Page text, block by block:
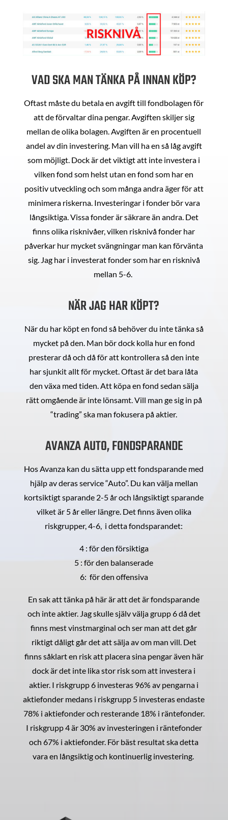
VAD SKA MAN TÄNKA PÅ INNAN KÖP?
Oftast måste du betala en avgift till fondbolagen för
att de förvaltar dina pengar. Avgiften skiljer sig
mellan de olika bolagen. Avgiften är en procentuell
andel av din investering. Man vill ha en så låg avgift
som möjligt. Dock är det viktigt att inte investera i
vilken fond som helst utan en fond som har en
positiv utveckling och som många andra äger för att
minimera riskerna. Investeringar i fonder bör vara
långsiktiga. Vissa fonder är säkrare än andra. Det
finns olika risknivåer, vilken risknivå fonder har
påverkar hur mycket svängningar man kan förvänta
sig. Jag har i investerat fonder som har en risknivå
mellan 5-6.
NÄR JAG HAR KÖPT?
När du har köpt en fond så behöver du inte tänka så
mycket på den. Man bör dock kolla hur en fond
presterar då och då för att kontrollera så den inte
har sjunkit allt för mycket. Oftast är det bara låta
den växa med tiden. Att köpa en fond sedan sälja
rätt omgående är inte lönsamt. Vill man ge sig in på
“trading” ska man fokusera på aktier.
AVANZA AUTO, FONDSPARANDE
Hos Avanza kan du sätta upp ett fondsparande med
hjälp av deras service “Auto”. Du kan välja mellan
kortsiktigt sparande 2-5 år och långsiktigt sparande
vilket är 5 år eller längre. Det finns även olika
riskgrupper, 4-6, i detta fondsparandet:
4 : för den försiktiga
5 : för den balanserade
6: för den offensiva
En sak att tänka på här är att det är fondsparande
och inte aktier. Jag skulle själv välja grupp 6 då det
finns mest vinstmarginal och ser man att det går
riktigt dåligt går det att sälja av om man vill. Det
finns såklart en risk att placera sina pengar även här
dock är det inte lika stor risk som att investera i
aktier. I riskgrupp 6 investeras 96% av pengarna i
aktiefonder medans i riskgrupp 5 investeras endaste
78% i aktiefonder och resterande 18% i räntefonder.
I riskgrupp 4 är 30% av investeringen i räntefonder
och 67% i aktiefonder. För bäst resultat ska detta
vara en långsiktig och kontinuerlig investering.